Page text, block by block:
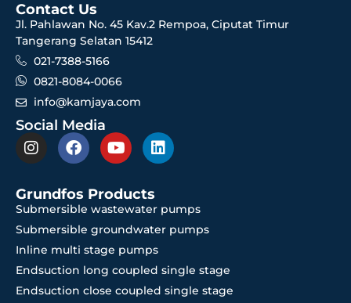
Contact Us
Jl. Pahlawan No. 45 Kav.2 Rempoa, Ciputat Timur
Tangerang Selatan 15412
021-7388-5166
0821-8084-0066
info@kamjaya.com
Social Media
Grundfos Products
Submersible wastewater pumps
Submersible groundwater pumps
Inline multi stage pumps
Endsuction long coupled single stage
Endsuction close coupled single stage